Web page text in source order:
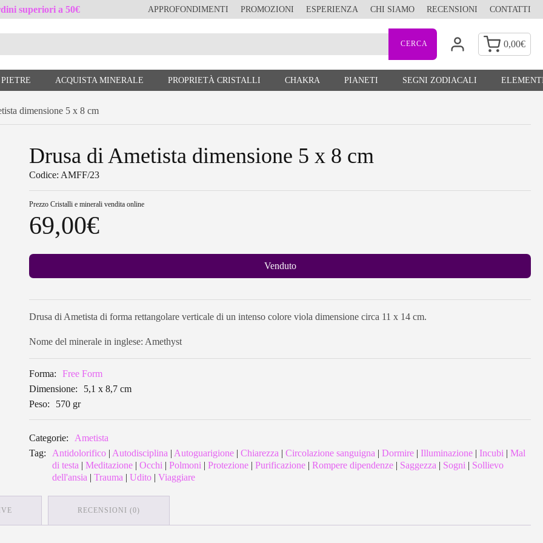
superiori a 50€ APPROFONDIMENTI PROMOZIONI ESPERIENZA CHI SIAMO RECENSIONI CONTATTI
0,00€
ACQUISTA MINERALE PROPRIETÀ CRISTALLI CHAKRA PIANETI SEGNI ZODIACALI
dimensione 5 x 8 cm
Drusa di Ametista dimensione 5 x 8 cm
Codice: AMFF/23
PrezzoCristalli e minerali vendita online
69,00€
Venduto
Drusa di Ametista di forma rettangolare verticale di un intenso colore viola dimensione circa 11 x 14 cm.
Nome del minerale in inglese: Amethyst
Forma:
Free Form
Dimensione:
5,1 x 8,7 cm
Peso:
570 gr
Categorie:
Ametista
Tag:
Antidolorifico | Autodisciplina | Autoguarigione |Chiarezza |Circolazione sanguigna |Dormire |Illuminazione |Incubi |Mal
di testa |Meditazione |Occhi |Polmoni |Protezione |Purificazione |Rompere dipendenze | Saggezza | Sogni | Sollievo
dell'ansia |Trauma |Udito |Viaggiare
RECENSIONI (0)